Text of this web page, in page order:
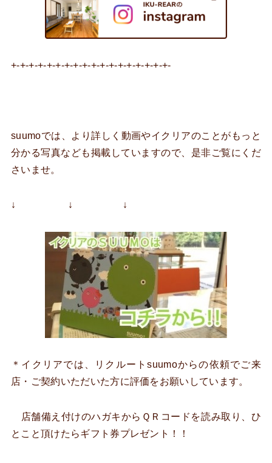
+-+-+-+-+-+-+-+-+-+-+-+-+-+-+-+-+-+-
suumoでは、より詳しく動画やイクリアのことがもっと
分かる写真なども掲載していますので、是非ご覧にくだ
さいませ。
↓ ↓ ↓
＊イクリアでは、リクルートsuumoからの依頼でご来
店・ご契約いただいた方に評価をお願いしています。
店舗備え付けのハガキからＱＲコードを読み取り、ひ
とこと頂けたらギフト券プレゼント！！